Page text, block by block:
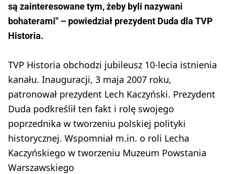
są zainteresowane tym, żeby byli nazywani
bohaterami" – powiedział prezydent Duda dla TVP
Historia.
TVP Historia obchodzi jubileusz 10-lecia istnienia
kanału. Inauguracji, 3 maja 2007 roku,
patronował prezydent Lech Kaczyński. Prezydent
Duda podkreślił ten fakt i rolę swojego
poprzednika w tworzeniu polskiej polityki
historycznej. Wspomniał m.in. o roli Lecha
Kaczyńskiego w tworzeniu Muzeum Powstania
Warszawskiego